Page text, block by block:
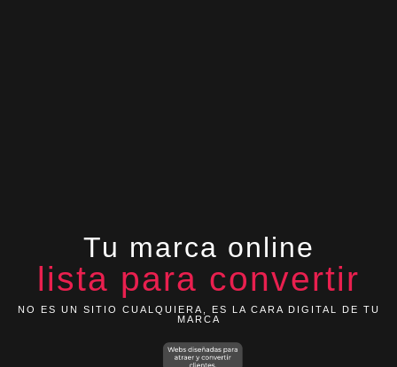
Tu marca online
lista para convertir
NO ES UN SITIO CUALQUIERA, ES LA CARA DIGITAL DE TU
MARCA